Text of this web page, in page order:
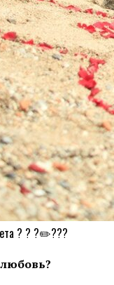
? ? ?✏️???
любовь?